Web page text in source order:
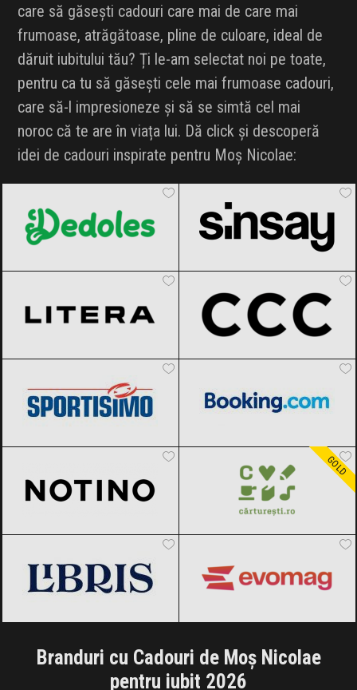
care să găsești cadouri care mai de care mai
frumoase, atrăgătoase, pline de culoare, ideal de
dăruit iubitului tău? Ți le-am selectat noi pe toate,
pentru ca tu să găsești cele mai frumoase cadouri,
care să-l impresioneze și să se simtă cel mai
noroc că te are în viața lui. Dă click și descoperă
idei de cadouri inspirate pentru Moș Nicolae:
GOLD
Branduri cu Cadouri de Moș Nicolae
pentru iubit 2026